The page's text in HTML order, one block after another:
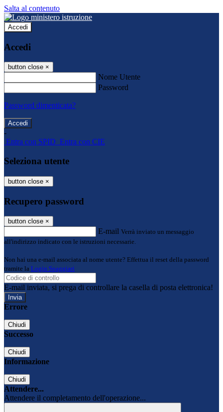
Salta al contenuto
Accedi
Accedi
button close ×
Nome Utente
Password
Password dimenticata?
-
Entra con SPID Entra con CIE
Seleziona utente
button close ×
Recupero password
button close ×
E-mail Verrà inviato un messaggio
all'indirizzo indicato con le istruzioni necessarie.
Non hai una e-mail associata al nome utente? Effettua il reset della password
tramite la Login Spaggiari
E-mail inviata, si prega di controllare la casella di posta elettronica!
Errore
Chiudi
Successo
Chiudi
Informazione
Chiudi
Attendere...
Attendere il completamento dell'operazione...